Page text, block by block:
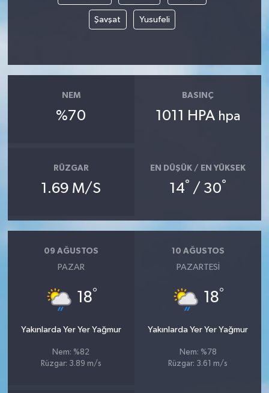
Şavşat Yusufeli
NEM
%70
BASINÇ
1011 HPA hpa
RÜZGAR
1.69 M/S
EN DÜŞÜK / EN YÜKSEK
14° / 30°
09 AĞUSTOS
PAZAR
18°
Yakınlarda Yer Yer Yağmur
Nem: %82
Rüzgar: 3.89 m/s
10 AĞUSTOS
PAZARTESI
18°
Yakınlarda Yer Yer Yağmur
Nem: %78
Rüzgar: 3.61 m/s